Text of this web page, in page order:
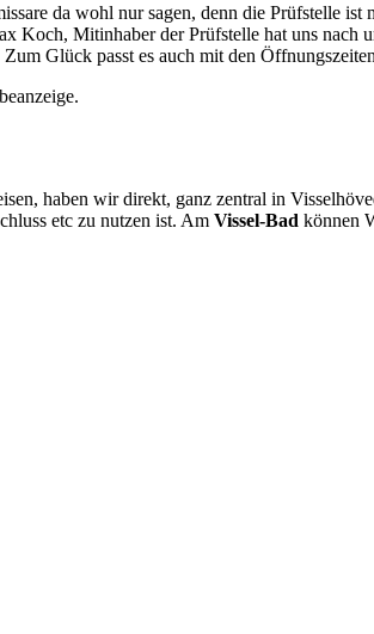
da wohl nur sagen, denn die Prüfstelle ist
Koch, Mitinhaber der Prüfstelle hat uns nach
Glück passt es auch mit den
haben wir direkt, ganz zentral in
etc zu nutzen ist. Am Vissel-Bad können